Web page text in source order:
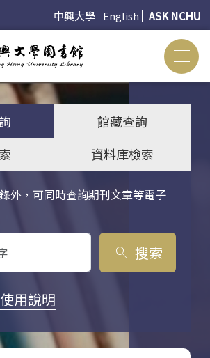
中興大學 English ASK NCHU
館藏查詢
資料庫檢索
外，可同時查詢期刊文章等電子
search 搜索
使用說明